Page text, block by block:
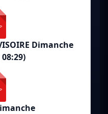
Dimanche